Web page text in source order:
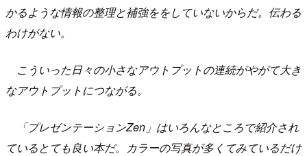
かるような情報の整理と補強ををしていないからだ。伝わる
わけがない。
こういった日々の小さなアウトプットの連続がやがて大き
なアウトプットにつながる。
「プレゼンテーションZen」はいろんなところで紹介され
ているとても良い本だ。カラーの写真が多くてみているだけ